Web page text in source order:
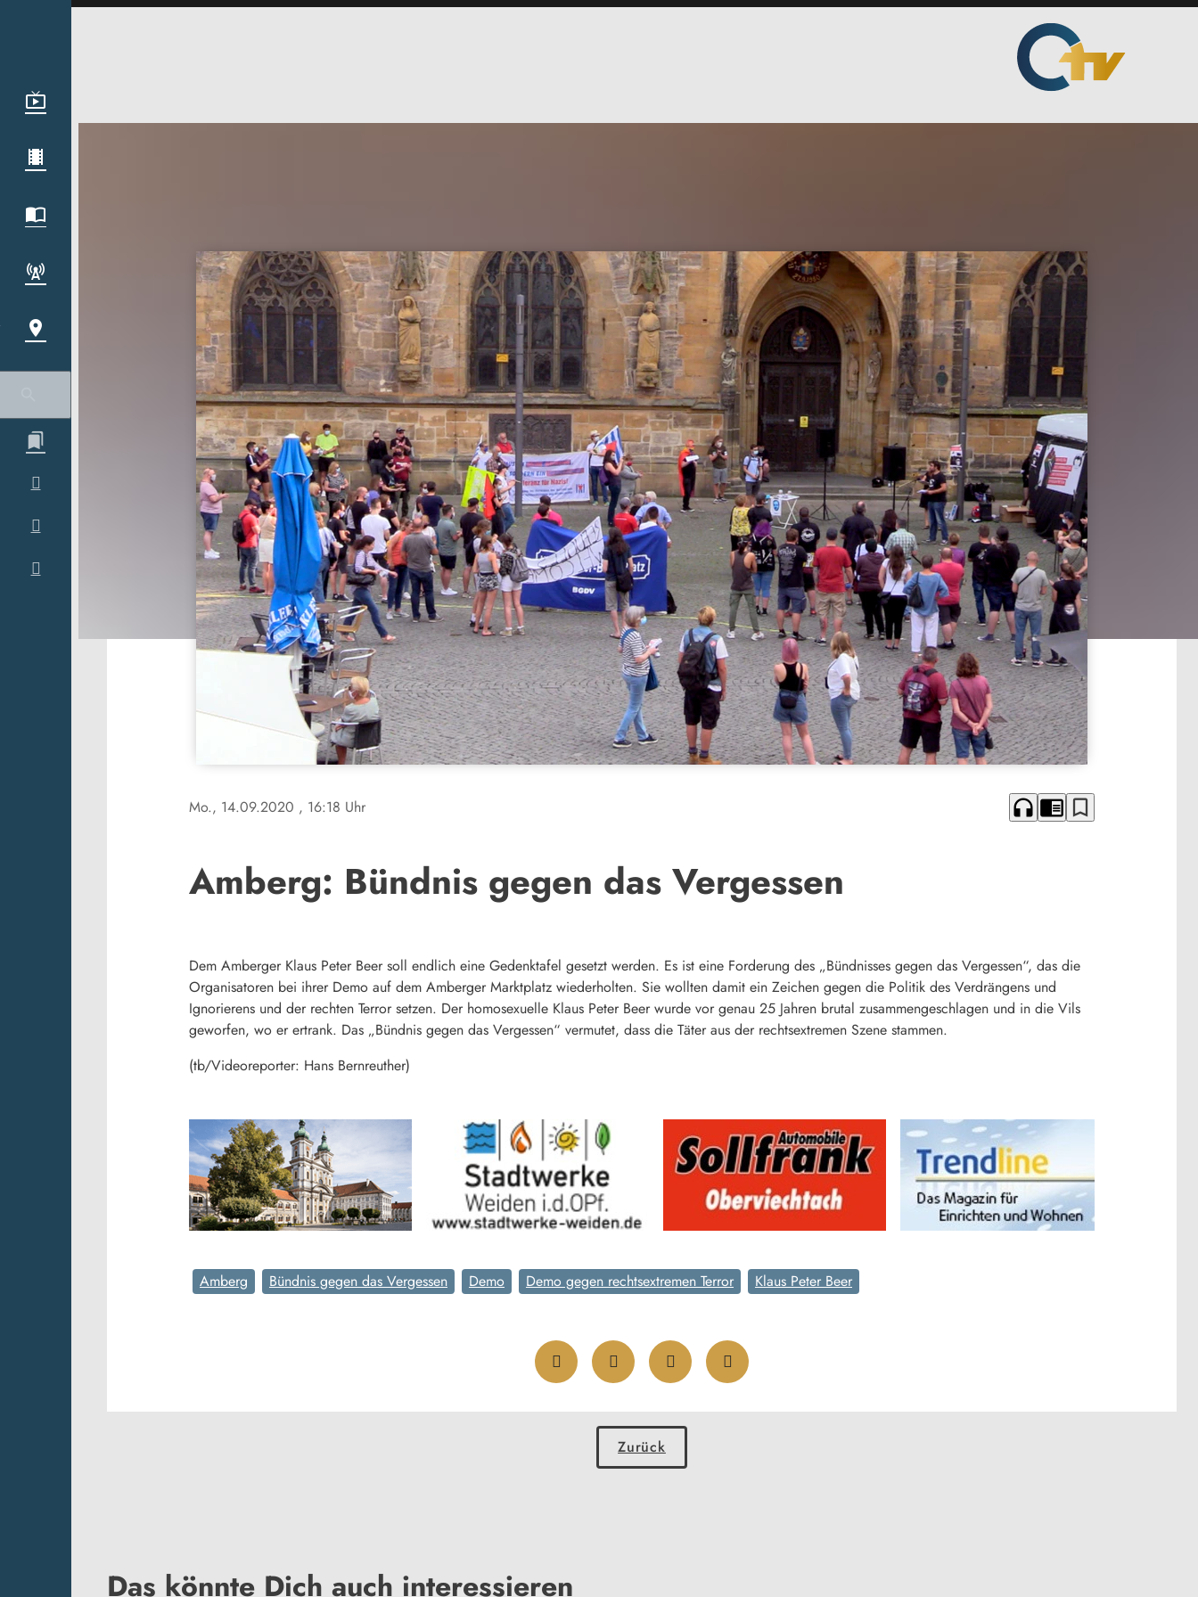
Mo., 14.09.2020 , 16:18 Uhr headphones chrome_reader_mode bookmark_border
Amberg: Bündnis gegen das Vergessen
Dem Amberger Klaus Peter Beer soll endlich eine Gedenktafel gesetzt werden. Es ist eine Forderung des „Bündnisses gegen das Vergessen“, das die
Organisatoren bei ihrer Demo auf dem Amberger Marktplatz wiederholten. Sie wollten damit ein Zeichen gegen die Politik des Verdrängens und
Ignorierens und der rechten Terror setzen. Der homosexuelle Klaus Peter Beer wurde vor genau 25 Jahren brutal zusammengeschlagen und in die Vils
geworfen, wo er ertrank. Das „Bündnis gegen das Vergessen“ vermutet, dass die Täter aus der rechtsextremen Szene stammen.
(tb/Videoreporter: Hans Bernreuther)
Amberg Bündnis gegen das Vergessen Demo Demo gegen rechtsextremen Terror Klaus Peter Beer
Zurück
Das könnte Dich auch interessieren